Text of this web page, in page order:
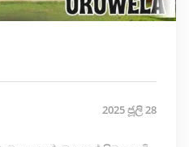
2025 ජූලි 28